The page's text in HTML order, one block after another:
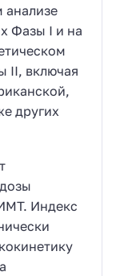
анализе
Фазы I и на
II, включая
других
Индекс